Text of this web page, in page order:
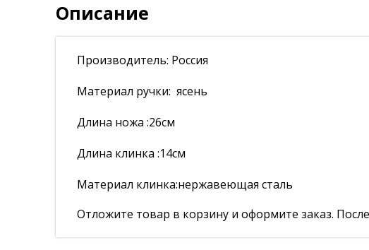
Описание
Производитель: Россия
Материал ручки: ясень
Длина ножа :26см
Длина клинка :14см
Материал клинка:нержавеющая сталь
Отложите товар в корзину и оформите заказ.